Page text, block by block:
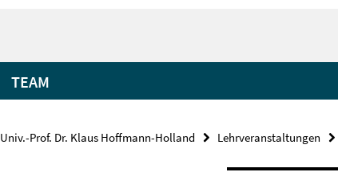
TEAM
Univ.-Prof. Dr. Klaus Hoffmann-Holland Lehrveranstaltungen